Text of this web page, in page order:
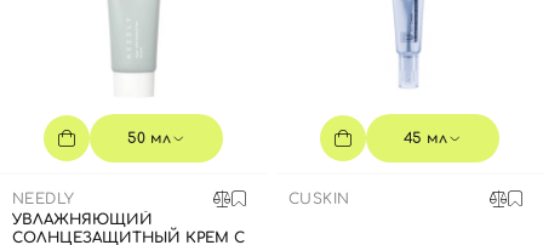
50 мл
NEEDLY
УВЛАЖНЯЮЩИЙ
СОЛНЦЕЗАЩИТНЫЙ КРЕМ С
45 мл
CUSKIN